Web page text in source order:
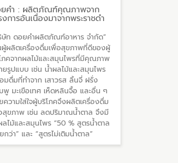
คำ : ผลิตภัณฑ์คุณภาพจาก
งการอันเนื่องมาจากพระราชดำ
ษัท ดอยคำผลิตภัณฑ์อาหาร จำกัด”
ผู้ผลิตเครื่องดื่มเพื่อสุขภาพที่ดีของผู้
ภคจากผลไม้และสมุนไพรที่มีคุณภาพ
ยรูปแบบ เช่น น้ำผลไม้และสมุนไพร
มดื่มที่ทำจาก เสาวรส ลิ้นจี่ ฝรั่ง
พู มะเขือเทศ เห็ดหลินจื้อ และอื่น ๆ
ความใส่ใจผู้บริโภคจึงผลิตเครื่องดื่ม
สุขภาพ เช่น ลดปริมาณน้ำตาล จึงมี
ลไม้และสมุนไพร “50 % สูตรน้ำตาล
กว่า” และ “สูตรไม่เติมน้ำตาล”